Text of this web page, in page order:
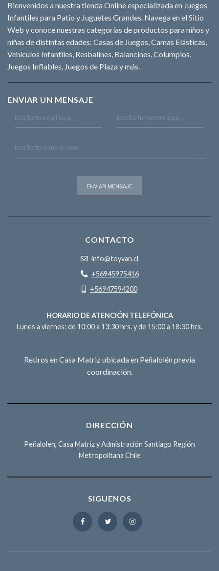
Bienvenidos a nuestra tienda Online especializada en Juegos
Infantiles para Patio y Juguetes Grandes. Navega en el Sitio
Web y conoce nuestras categorías de productos para niños y
niñas de distintas edades: Casas de Juegos, Camas Elásticas,
Vehículos Infantiles, Resbalines, Balancines, Columpios,
Juegos Inflables, Juegos de Plaza y más.
ENVIAR UN MENSAJE
CONTACTO
info@toyvan.cl
+56945975416
+56947594200
HORARIO DE ATENCIÓN TELEFÓNICA
Lunes a viernes: de 10:00 a 13:30 hrs. y de 15:00 a 18:30 hrs.
Retiros en Casa Matriz ubicada en Peñalolén previa
coordinación.
DIRECCIÓN
Peñalolen, Casa Matriz y Admistración Santiago Región
Metropolitana Chile
SIGUENOS